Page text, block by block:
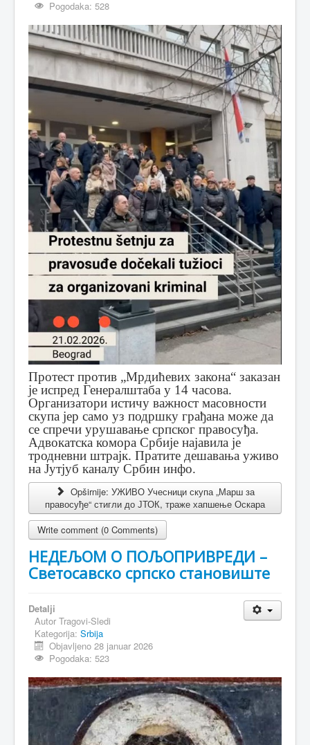
Pogodaka: 528
Протест против „Мрдићевих закона“ заказан
је испред Генералштаба у 14 часова.
Организатори истичу важност масовности
скупа јер само уз подршку грађана може да
се спречи урушавање српског правосуђа.
Адвокатска комора Србије најавила је
тродневни штрајк. Пратите дешавања уживо
на Јутјуб каналу Србин инфо.
Opširnije: УЖИВО Учесници скупа „Марш за
правосуђе“ стигли до ЈТОК, траже хапшење Оскара
Write comment (0 Comments)
НЕДЕЉОМ О ПОЉОПРИВРЕДИ –
Светосавско српско становиште
Detalji
Autor Tragovi-Sledi
Kategorija: Srbija
Objavljeno 28 januar 2026
Pogodaka: 523